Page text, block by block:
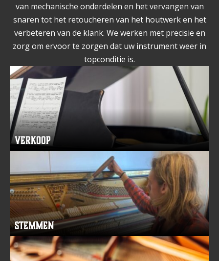
van mechanische onderdelen en het vervangen van
snaren tot het retoucheren van het houtwerk en het
verbeteren van de klank. We werken met precisie en
zorg om ervoor te zorgen dat uw instrument weer in
topconditie is.
Verkoop
Stemmen